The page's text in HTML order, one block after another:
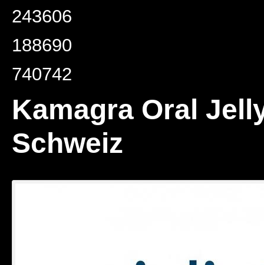
243606
188690
740742
Kamagra Oral
Schweiz